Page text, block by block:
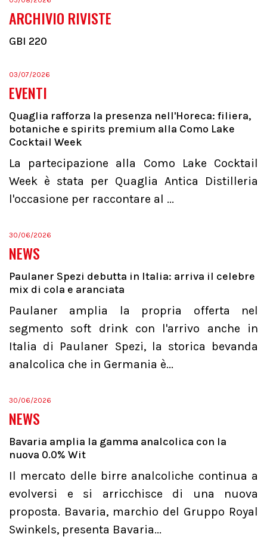
ARCHIVIO RIVISTE
GBI 220
03/07/2026
EVENTI
Quaglia rafforza la presenza nell'Horeca: filiera,
botaniche e spirits premium alla Como Lake
Cocktail Week
La partecipazione alla Como Lake Cocktail
Week è stata per Quaglia Antica Distilleria
l'occasione per raccontare al ...
30/06/2026
NEWS
Paulaner Spezi debutta in Italia: arriva il celebre
mix di cola e aranciata
Paulaner amplia la propria offerta nel
segmento soft drink con l'arrivo anche in
Italia di Paulaner Spezi, la storica bevanda
analcolica che in Germania è...
30/06/2026
NEWS
Bavaria amplia la gamma analcolica con la
nuova 0.0% Wit
Il mercato delle birre analcoliche continua a
evolversi e si arricchisce di una nuova
proposta. Bavaria, marchio del Gruppo Royal
Swinkels, presenta Bavaria...